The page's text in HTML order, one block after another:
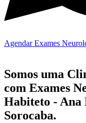
Agendar Exames
Somos uma
com Exames
Habiteto - Ana
Sorocaba.